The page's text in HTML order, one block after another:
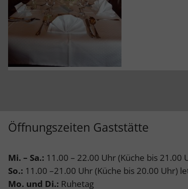
Öffnungszeiten Gaststätte
Mi. – Sa.: 11.00 – 22.00 Uhr (Küche bis 21.00
So.: 11.00 –21.00 Uhr (Küche bis 20.00 Uhr)
Mo. und Di.: Ruhetag